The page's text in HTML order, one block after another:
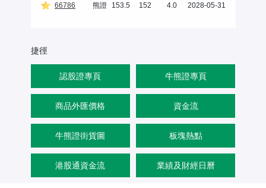
66786
熊證 153.5 152 4.0 2028-05-31
捷徑
認股證專頁 牛熊證專頁
商品外匯價格 資金流
牛熊證街貨圖 板塊熱點
港股通資金流 業績及財經日曆